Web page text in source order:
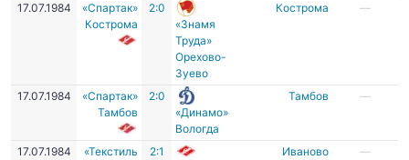
17.07.1984
«Спартак»
Кострома
2:0
«Знамя
Труда»
Орехово-
Зуево
Кострома —
17.07.1984
«Спартак»
Тамбов
2:0
«Динамо»
Вологда
Тамбов —
17.07.1984
«Текстиль
2:1
Иваново —